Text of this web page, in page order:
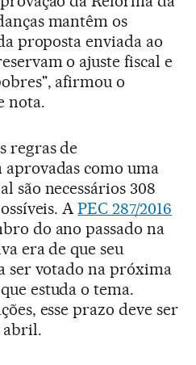
mantêm os
proposta enviada ao
o ajuste fiscal e
afirmou o
nota.
regras de
como uma
são necessários 308
APEC 287/2016
do ano passado na
era de que seu
ser votado na próxima
estuda o tema.
esse prazo deve ser
abril.